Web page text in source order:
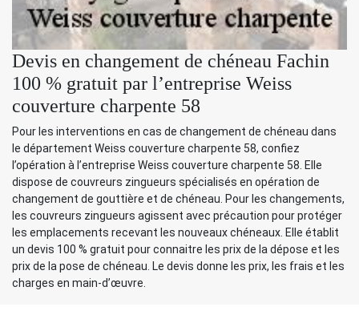
Devis en changement de chéneau Fachin
100 % gratuit par l’entreprise Weiss
couverture charpente 58
Pour les interventions en cas de changement de chéneau dans
le département Weiss couverture charpente 58, confiez
l’opération à l’entreprise Weiss couverture charpente 58. Elle
dispose de couvreurs zingueurs spécialisés en opération de
changement de gouttière et de chéneau. Pour les changements,
les couvreurs zingueurs agissent avec précaution pour protéger
les emplacements recevant les nouveaux chéneaux. Elle établit
un devis 100 % gratuit pour connaitre les prix de la dépose et les
prix de la pose de chéneau. Le devis donne les prix, les frais et les
charges en main-d’œuvre.